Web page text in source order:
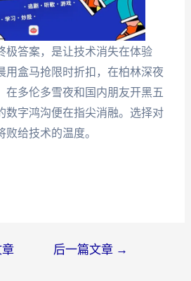
极答案，是让技术消失在体验
用盒马抢限时折扣，在柏林深夜
在多伦多雪夜和国内朋友开黑五
字鸿沟便在指尖消融。选择对
给技术的温度。
后一篇文章 →